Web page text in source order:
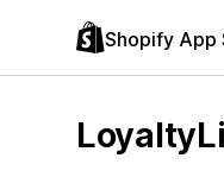
Shopify App